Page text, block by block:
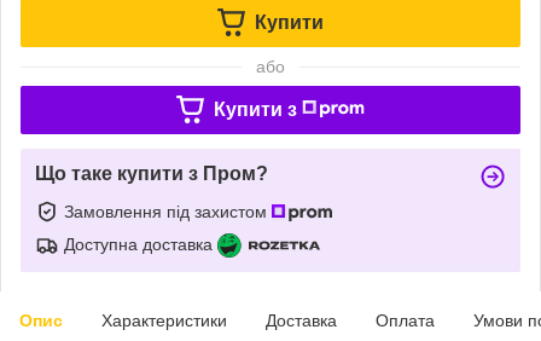
Купити
або
Купити з
Що таке купити з Пром?
Замовлення під захистом
Доступна доставка
Опис Характеристики Доставка Оплата Умови